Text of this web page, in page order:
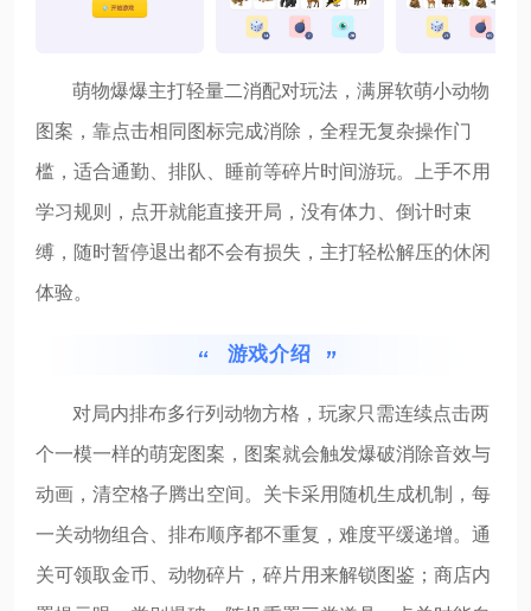
萌物爆爆主打轻量二消配对玩法，满屏软萌小动物
图案，靠点击相同图标完成消除，全程无复杂操作门
槛，适合通勤、排队、睡前等碎片时间游玩。上手不用
学习规则，点开就能直接开局，没有体力、倒计时束
缚，随时暂停退出都不会有损失，主打轻松解压的休闲
体验。
游戏介绍
对局内排布多行列动物方格，玩家只需连续点击两
个一模一样的萌宠图案，图案就会触发爆破消除音效与
动画，清空格子腾出空间。关卡采用随机生成机制，每
一关动物组合、排布顺序都不重复，难度平缓递增。通
关可领取金币、动物碎片，碎片用来解锁图鉴；商店内